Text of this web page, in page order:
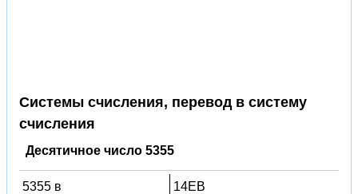
Системы счисления, перевод в систему
счисления
Десятичное число 5355
5355 в
14EB